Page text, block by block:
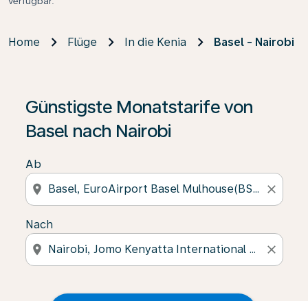
Home Flüge In die Kenia Basel - Nairobi
Günstigste Monatstarife von
Basel nach Nairobi
Ab
location_on close
Nach
location_on close